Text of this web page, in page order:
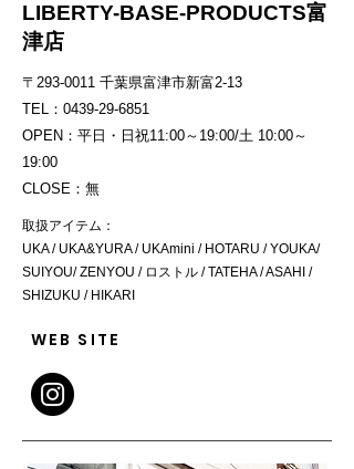
LIBERTY-BASE-PRODUCTS富
津店
〒293-0011 千葉県富津市新富2-13
TEL：0439-29-6851
OPEN：平日・日祝11:00～19:00/土 10:00～
19:00
CLOSE：無
取扱アイテム：
UKA / UKA&YURA / UKAmini / HOTARU / YOUKA/
SUIYOU/ ZENYOU / ロストル / TATEHA / ASAHI /
SHIZUKU / HIKARI
WEB SITE